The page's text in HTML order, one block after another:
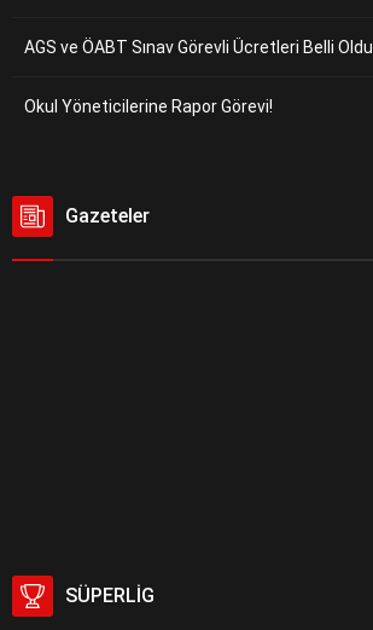
AGS ve ÖABT Sınav Görevli Ücretleri Belli Oldu
Okul Yöneticilerine Rapor Görevi!
Gazeteler
SÜPERLIG